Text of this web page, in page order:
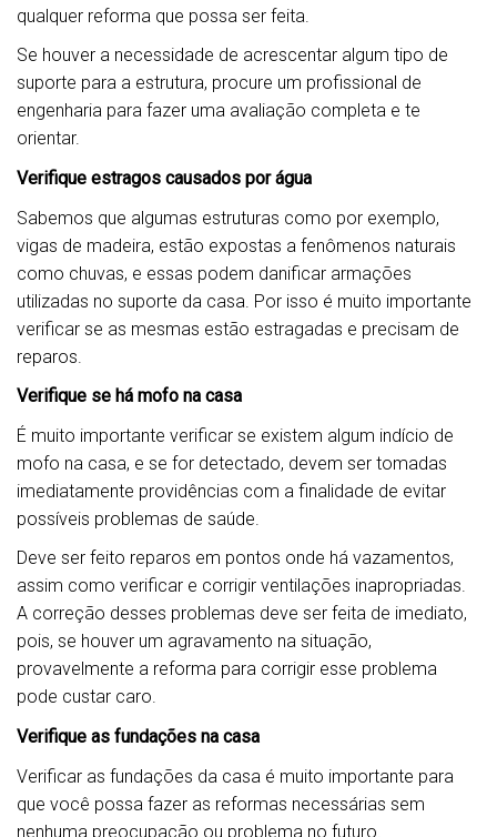
qualquer reforma que possa ser feita.
Se houver a necessidade de acrescentar algum tipo de
suporte para a estrutura, procure um profissional de
engenharia para fazer uma avaliação completa e te
orientar.
Verifique estragos causados por água
Sabemos que algumas estruturas como por exemplo,
vigas de madeira, estão expostas a fenômenos naturais
como chuvas, e essas podem danificar armações
utilizadas no suporte da casa. Por isso é muito importante
verificar se as mesmas estão estragadas e precisam de
reparos.
Verifique se há mofo na casa
É muito importante verificar se existem algum indício de
mofo na casa, e se for detectado, devem ser tomadas
imediatamente providências com a finalidade de evitar
possíveis problemas de saúde.
Deve ser feito reparos em pontos onde há vazamentos,
assim como verificar e corrigir ventilações inapropriadas.
A correção desses problemas deve ser feita de imediato,
pois, se houver um agravamento na situação,
provavelmente a reforma para corrigir esse problema
pode custar caro.
Verifique as fundações na casa
Verificar as fundações da casa é muito importante para
que você possa fazer as reformas necessárias sem
nenhuma preocupação ou problema no futuro.